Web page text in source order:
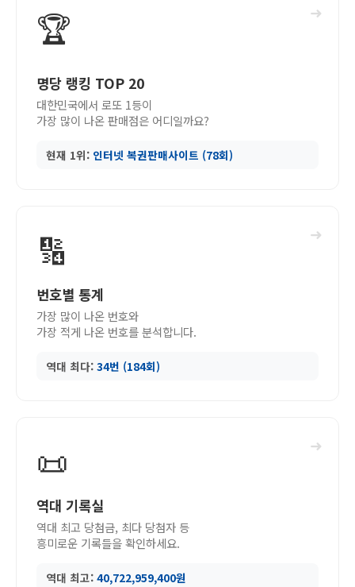
➜
🏆
명당 랭킹 TOP 20
대한민국에서 로또 1등이
가장 많이 나온 판매점은 어디일까요?
현재 1위: 인터넷 복권판매사이트 (78회)
➜
🔢
번호별 통계
가장 많이 나온 번호와
가장 적게 나온 번호를 분석합니다.
역대 최다: 34번 (184회)
➜
📜
역대 기록실
역대 최고 당첨금, 최다 당첨자 등
흥미로운 기록들을 확인하세요.
역대 최고: 40,722,959,400원